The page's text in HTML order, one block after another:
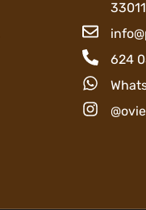
33011
624